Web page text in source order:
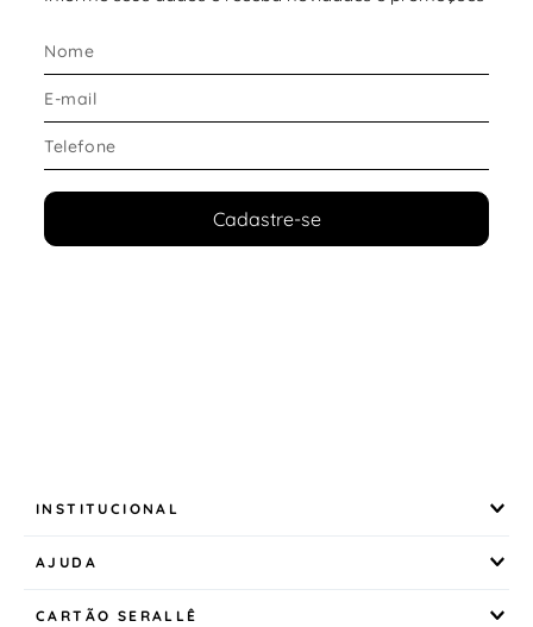
Cadastre-se
INSTITUCIONAL
AJUDA
CARTÃO SERALLÊ